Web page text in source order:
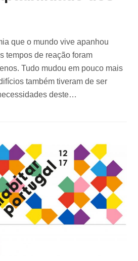
que o mundo vive apanhou
tempos de reação foram
Tudo mudou em pouco mais
também tiveram de ser
deste…